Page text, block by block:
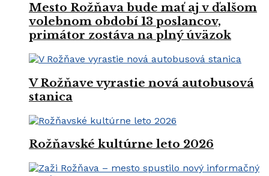
Mesto Rožňava bude mať aj v ďalšom
volebnom období 13 poslancov,
primátor zostáva na plný úväzok
V Rožňave vyrastie nová autobusová
stanica
Rožňavské kultúrne leto 2026